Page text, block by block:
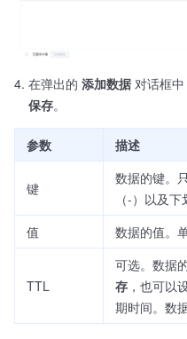
在弹出的 添加数据 对话框
保存。
参数 描述
键
数据的键。
（-）以及
值
数据的值。
TTL
可选。数据
存 ，也可以
期时间。数